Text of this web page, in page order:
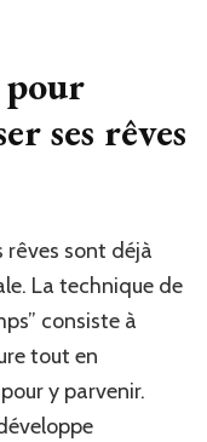
pour
ses rêves
rêves sont déjà
La technique de
consiste à
tout en
y parvenir.